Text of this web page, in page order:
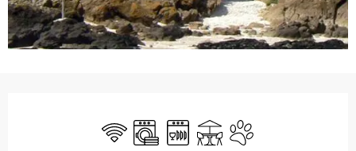
WiFi Lave lingeLave vaisselle
TerrasseAnimaux acceptés